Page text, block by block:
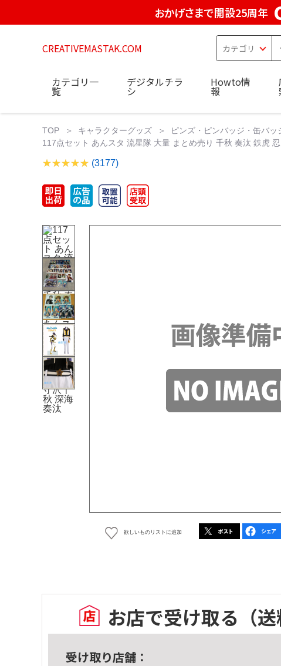
おかげさまで開設25周年
CREATIVEMASTAK.COM
カテゴリ一
覧
デジタルチラ
シ
Howto情
報
TOP キャラクターグッズ
ピンズ・ピンバッジ・缶バッ
117点セット あんスタ 流星隊 大量 まとめ売り 千秋 奏汰 鉄虎
(3177)
欲しいものリストに追加
お店で受け取る （
受け取り店舗：